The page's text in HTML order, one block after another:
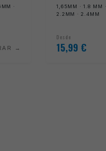
·
1,65MM · 1.8 MM
2.2MM · 2.4MM
Desde
15,99 €